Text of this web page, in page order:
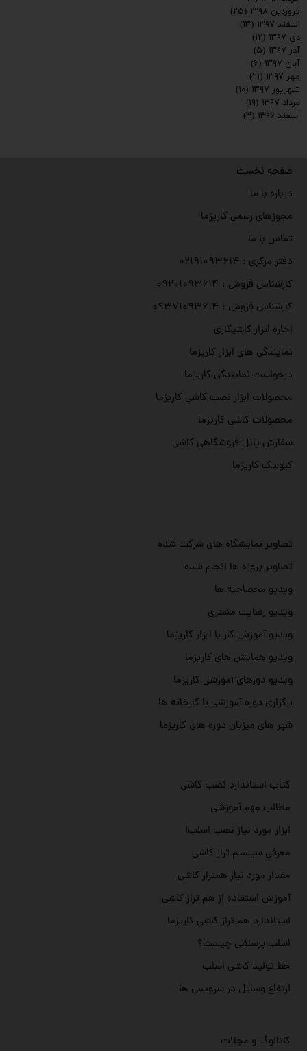
فروردین ۱۳۹۸
(۲۵)
اسفند ۱۳۹۷
(۱۳)
دی ۱۳۹۷
(۱۲)
آذر ۱۳۹۷
(۵)
آبان ۱۳۹۷
(۶)
مهر ۱۳۹۷
(۲۱)
شهریور ۱۳۹۷
(۱۰)
مرداد ۱۳۹۷
(۱۹)
اسفند ۱۳۹۶
(۳)
تصاویر نمایشگاه های شرکت شده
تصاویر پروژه ها انجام شده
ویدیو محصاحبه ها
ویدیو رضایت مشتری
ویدیو آموزش کار با ابزار کاریزما
ویدیو همایش های کاریزما
ویدیو دورهای آموزشی کاریزما
برگزاری دوره آموزشی با کارخانه ها
شهر های میزبان دوره های کاریزما
صفحه نخست
درباره با ما
مجوزهای رسمی کاریزما
تماس با ما
دفتر مرکزی : ۰۲۱۹۱۰۹۳۶۱۴
کارشناس فروش : ۰۹۲۰۱۰۹۳۶۱۴
کارشناس فروش : ۰۹۳۷۱۰۹۳۶۱۴
اجاره ابزار کاشیکاری
نمایندگی های ابزار کاریزما
درخواست نمایندگی کاریزما
محصولات ابزار نصب کاشی کاریزما
محصولات کاشی کاریزما
سفارش پانل فروشگاهی کاشی
کیوسک کاریزما
کاتالوگ و مجلات
کتاب استاندارد نصب کاشی
مطالب مهم آموزشی
ابزار مورد نیاز نصب اسلب!
معرفی سیستم تراز کاشی
مقدار مورد نیاز همتراز کاشی
آموزش استفاده از هم تراز کاشی
استاندارد هم تراز کاشی کاریزما
اسلب پرسلانی چیست؟
خط تولید کاشی اسلب
ارتفاع وسایل در سرویس ها